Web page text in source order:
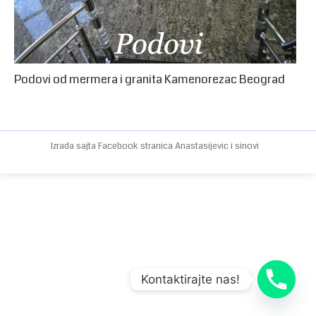
Podovi od mermera i granita Kamenorezac Beograd
Izrada sajta Facebook stranica Anastasijevic i sinovi
Kontaktirajte nas!